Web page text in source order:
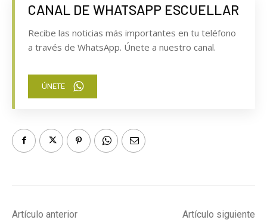
CANAL DE WHATSAPP ESCUELLAR
Recibe las noticias más importantes en tu teléfono
a través de WhatsApp. Únete a nuestro canal.
ÚNETE
Artículo anterior Artículo siguiente